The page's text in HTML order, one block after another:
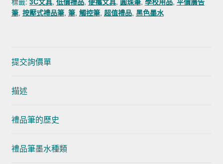
筆, 按壓式禮品筆, 筆, 觸控筆, 超值禮品, 黑色墨水
提交詢價單
描述
禮品筆的歷史
禮品筆墨水種類